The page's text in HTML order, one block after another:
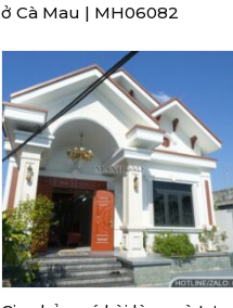
ở Cà Mau | MH06082